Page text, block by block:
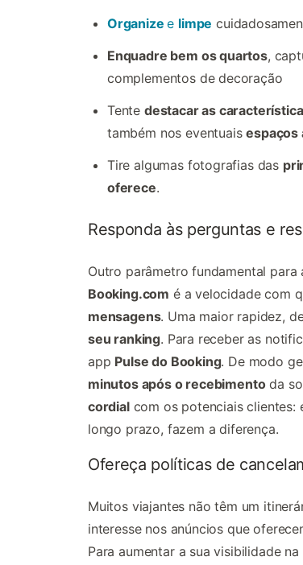
Organizee limpe
Enquadre bem os quartos,
complementos de decoração
Tente destacar as
também nos eventuaisespaços
Tire algumas fotografias das
oferece.
Responda às perguntas e
Outro parâmetro fundamental
Booking.com é a velocidade com
mensagens. Uma maior rapidez,
seu ranking. Para receber as
app Pulse do Booking. De modo
minutos após o recebimentoda
cordialcom os potenciais clientes:
longo prazo, fazem a diferença.
Ofereça políticas de
Muitos viajantes não têm um
interesse nos anúncios que
Para aumentar a sua visibilidade